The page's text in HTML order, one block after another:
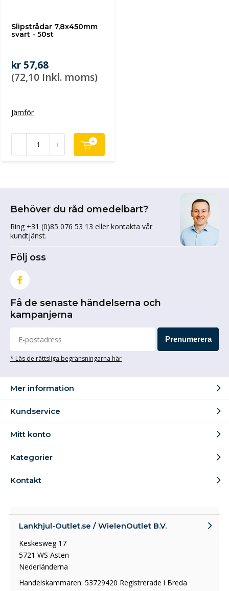
Slipstrådar 7,8x450mm
svart - 50st
kr 57,68
(72,10 Inkl. moms)
Jämför
- +
Behöver du råd omedelbart?
Ring +31 (0)85 076 53 13 eller kontakta vår
kundtjänst.
Följ oss
Få de senaste händelserna och
kampanjerna
Prenumerera
* Läs de rättsliga begränsningarna här
Mer information
Kundservice
Mitt konto
Kategorier
Kontakt
Lankhjul-Outlet.se / WielenOutlet B.V.
Keskesweg 17
5721 WS Asten
Nederländerna
Handelskammaren: 53729420 Registrerade i Breda